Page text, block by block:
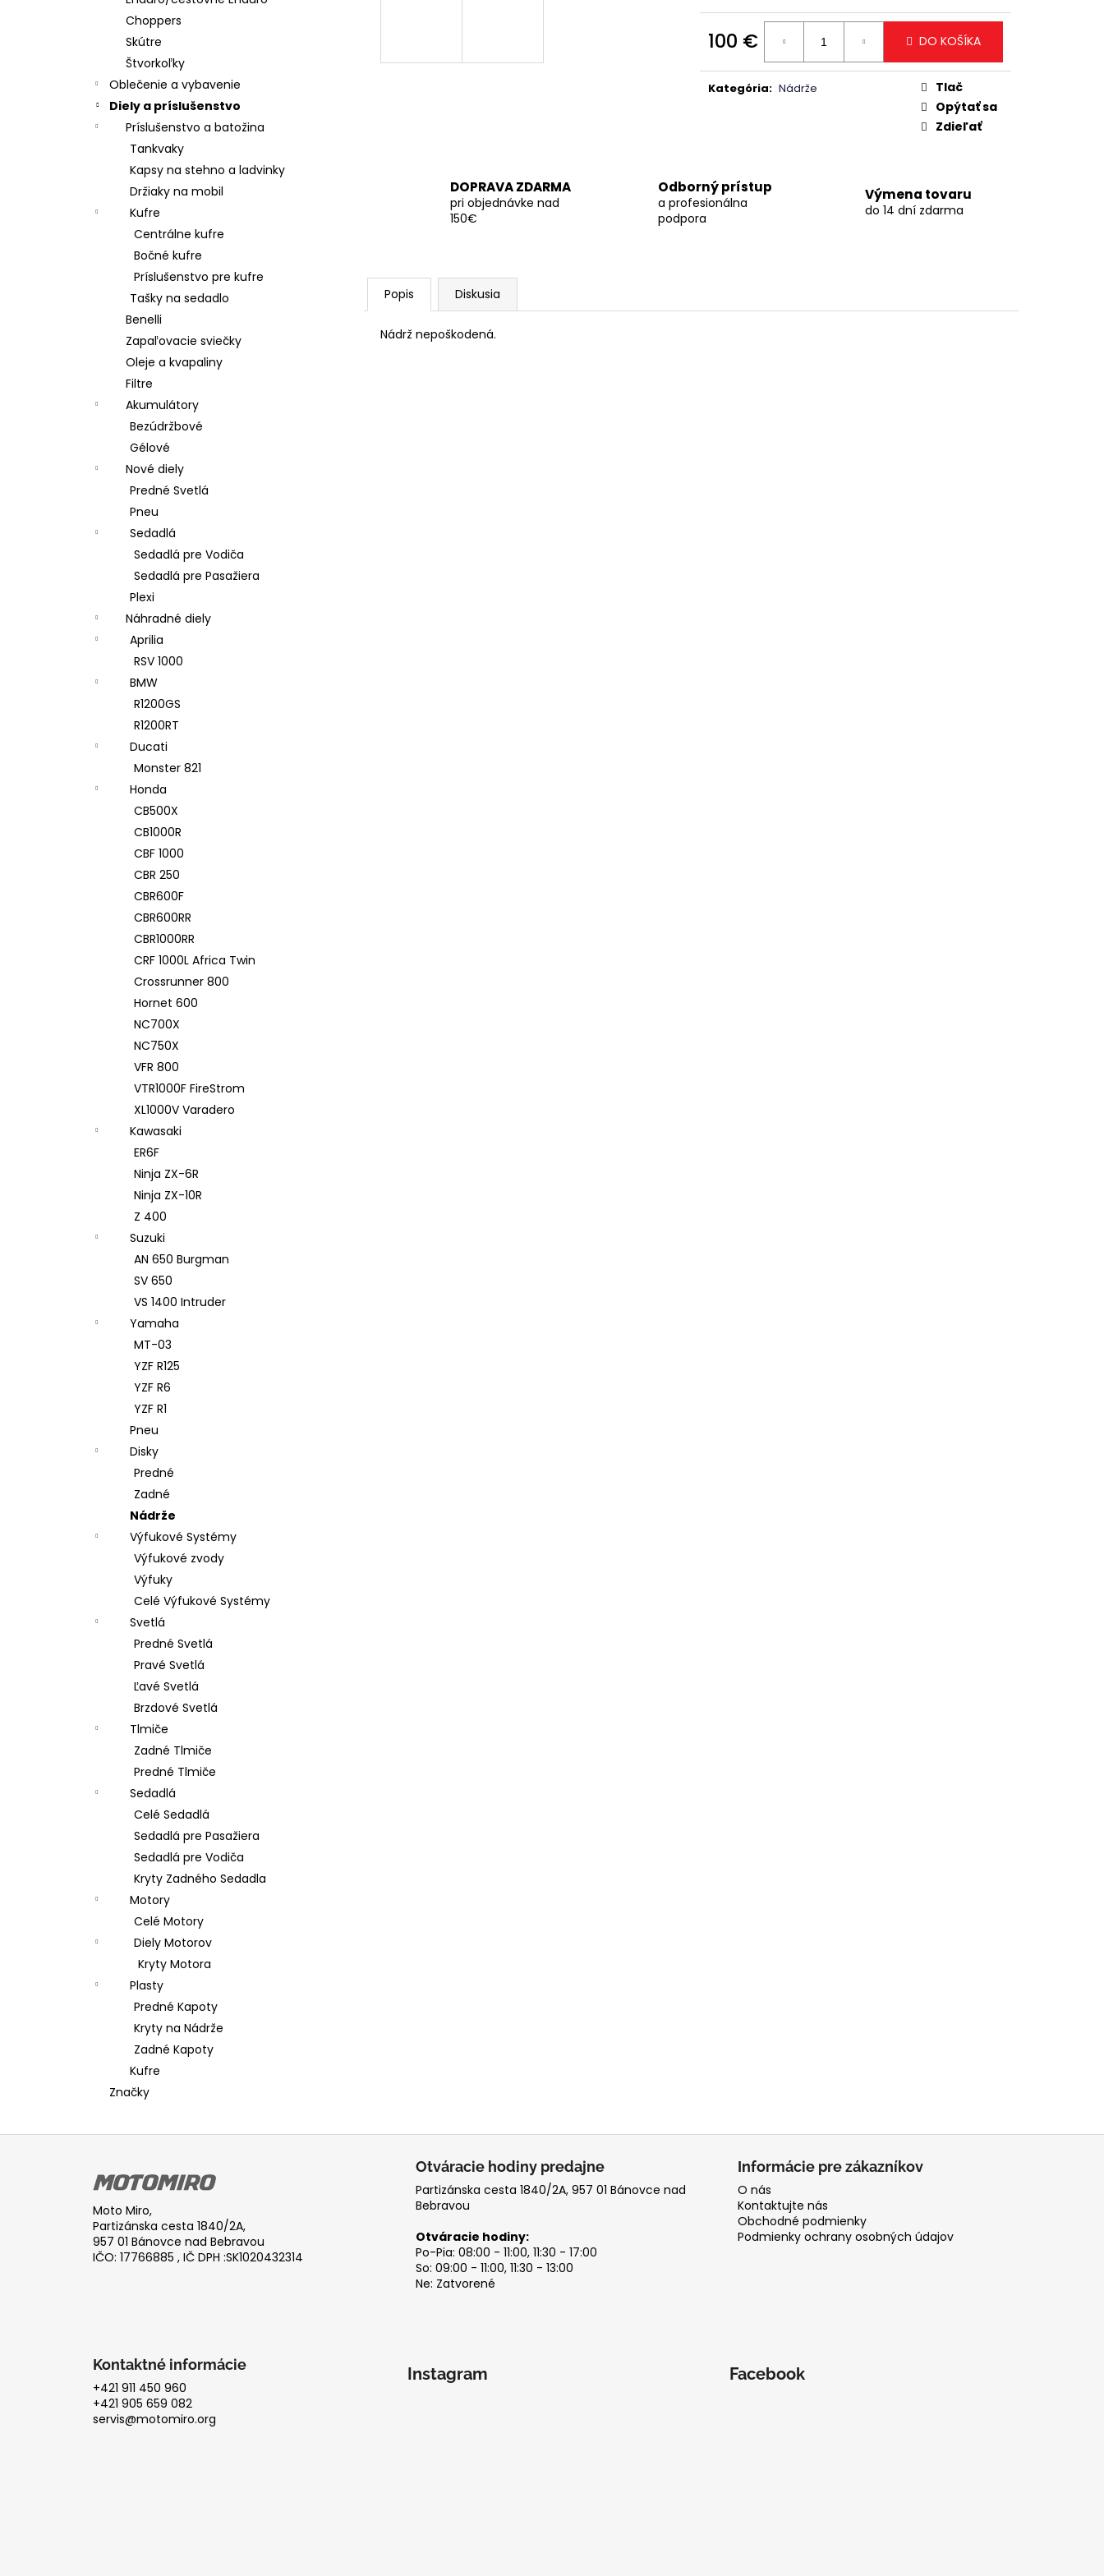
Choppers
Skútre
Štvorkoľky
Oblečenie a vybavenie
Diely a príslušenstvo
Príslušenstvo a batožina
Tankvaky
Kapsy na stehno a ladvinky
Držiaky na mobil
Kufre
Centrálne kufre
Bočné kufre
Príslušenstvo pre kufre
Tašky na sedadlo
Benelli
Zapaľovacie sviečky
Oleje a kvapaliny
Filtre
Akumulátory
Bezúdržbové
Gélové
Nové diely
Predné Svetlá
Pneu
Sedadlá
Sedadlá pre Vodiča
Sedadlá pre Pasažiera
Plexi
Náhradné diely
Aprilia
RSV 1000
BMW
R1200GS
R1200RT
Ducati
Monster 821
Honda
CB500X
CB1000R
CBF 1000
CBR 250
CBR600F
CBR600RR
CBR1000RR
CRF 1000L Africa Twin
Crossrunner 800
Hornet 600
NC700X
NC750X
VFR 800
VTR1000F FireStrom
XL1000V Varadero
Kawasaki
ER6F
Ninja ZX-6R
Ninja ZX-10R
Z 400
Suzuki
AN 650 Burgman
SV 650
VS 1400 Intruder
Yamaha
MT-03
YZF R125
YZF R6
YZF R1
Pneu
Disky
Predné
Zadné
Nádrže
Výfukové Systémy
Výfukové zvody
Výfuky
Celé Výfukové Systémy
Svetlá
Predné Svetlá
Pravé Svetlá
Ľavé Svetlá
Brzdové Svetlá
Tlmiče
Zadné Tlmiče
Predné Tlmiče
Sedadlá
Celé Sedadlá
Sedadlá pre Pasažiera
Sedadlá pre Vodiča
Kryty Zadného Sedadla
Motory
Celé Motory
Diely Motorov
Kryty Motora
Plasty
Predné Kapoty
Kryty na Nádrže
Zadné Kapoty
Kufre
Značky
100 €
Jednotková
cena:
DO KOŠÍKA
Kategória: Nádrže
Tlač
Opýtať sa
Zdieľať
DOPRAVA ZDARMA
pri objednávke nad
150€
Odborný prístup
a profesionálna
podpora
Výmena tovaru
do 14 dní zdarma
Popis Diskusia
Nádrž nepoškodená.
Moto Miro,
Partizánska cesta 1840/2A,
957 01 Bánovce nad Bebravou
IČO: 17766885 , IČ DPH :SK1020432314
Otváracie hodiny predajne
Partizánska cesta 1840/2A, 957 01 Bánovce nad
Bebravou
Otváracie hodiny:
Po-Pia: 08:00 - 11:00, 11:30 - 17:00
So: 09:00 - 11:00, 11:30 - 13:00
Ne: Zatvorené
Informácie pre zákazníkov
O nás
Kontaktujte nás
Obchodné podmienky
Podmienky ochrany osobných údajov
Kontaktné informácie
+421 911 450 960
+421 905 659 082
servis@motomiro.org
Instagram Facebook